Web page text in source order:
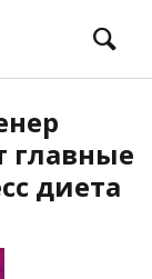
главные
диета